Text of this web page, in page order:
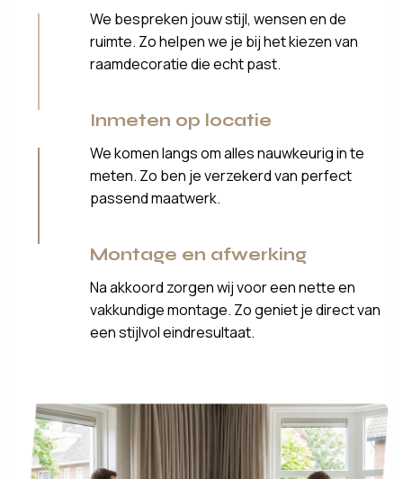
We bespreken jouw stijl, wensen en de
ruimte. Zo helpen we je bij het kiezen van
raamdecoratie die echt past.
Inmeten op locatie
We komen langs om alles nauwkeurig in te
meten. Zo ben je verzekerd van perfect
passend maatwerk.
Montage en afwerking
Na akkoord zorgen wij voor een nette en
vakkundige montage. Zo geniet je direct van
een stijlvol eindresultaat.